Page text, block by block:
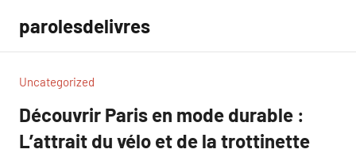
contenu
parolesdelivres
Uncategorized
Découvrir Paris en mode durable :
L’attrait du vélo et de la trottinette